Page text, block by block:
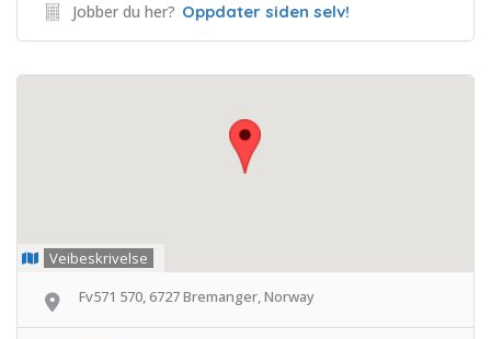
Jobber du her? Oppdater siden selv!
Veibeskrivelse
Fv571 570, 6727 Bremanger, Norway